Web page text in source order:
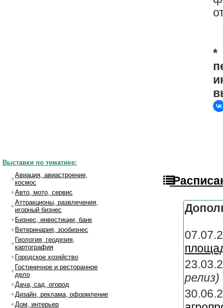
*
релиз)
Выставки по тематике:
Авиация, авиастроение,
космос
Авто, мото, сервис
Аттракционы, развлечения,
игорный бизнес
Бизнес, инвестиции, банк
Ветеринария, зообизнес
Геология, геодезия,
картография
Городское хозяйство
Гостиничное и ресторанное
дело
Дача, сад, огород
Дизайн, реклама, оформление
Дом, интерьер